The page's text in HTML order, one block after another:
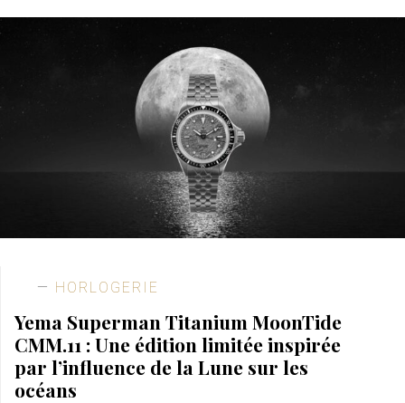
HORLOGERIE
Yema Superman Titanium MoonTide
CMM.11 : Une édition limitée inspirée
par l’influence de la Lune sur les
océans